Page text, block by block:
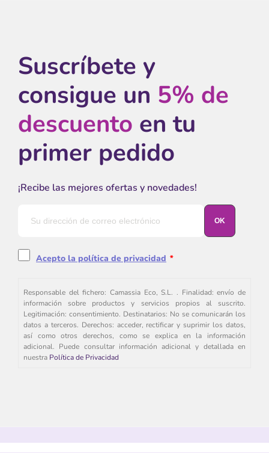
Suscríbete y
consigue un 5% de
descuento en tu
primer pedido
¡Recibe las mejores ofertas y novedades!
Acepto la política de privacidad *
Responsable del fichero: Camassia Eco, S.L. . Finalidad: envío de
información sobre productos y servicios propios al suscrito.
Legitimación: consentimiento. Destinatarios: No se comunicarán los
datos a terceros. Derechos: acceder, rectificar y suprimir los datos,
así como otros derechos, como se explica en la información
adicional. Puede consultar información adicional y detallada en
nuestra Política de Privacidad